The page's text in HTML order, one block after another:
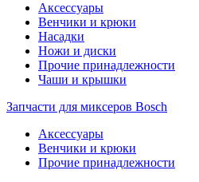
Аксессуары
Венчики и крюки
Насадки
Ножи и диски
Прочие принадлежности
Чаши и крышки
Запчасти для миксеров Bosch
Аксессуары
Венчики и крюки
Прочие принадлежности